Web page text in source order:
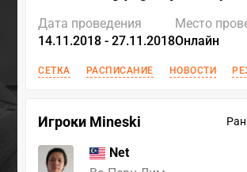
Дата проведения
14.11.2018 - 27.11.2018
Место
Онлайн
СЕТКА РАСПИСАНИЕ НОВОСТИ
Игроки Mineski
Net